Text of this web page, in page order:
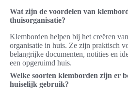
Wat zijn de voordelen van
thuisorganisatie?
Klemborden helpen bij het creëren
organisatie in huis. Ze zijn praktisch
belangrijke documenten, notities en
een opgeruimd huis.
Welke soorten klemborden zijn er
huiselijk gebruik?